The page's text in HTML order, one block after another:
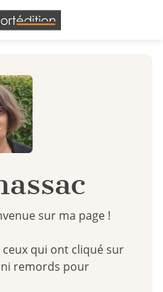
sur ma page !
qui ont cliqué sur
ni remords pour